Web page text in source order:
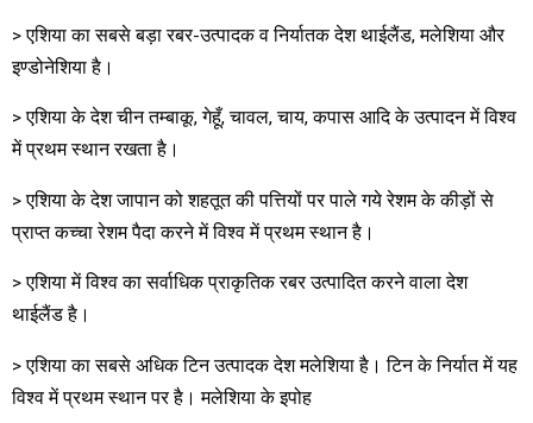
> एशिया का सबसे बड़ा रबर-उत्पादक व निर्यातक देश थाईलैंड, मलेशिया और
इण्डोनेशिया है।
> एशिया के देश चीन तम्बाकू, गेहूँ, चावल, चाय, कपास आदि के उत्पादन में विश्व
में प्रथम स्थान रखता है।
> एशिया के देश जापान को शहतूत की पत्तियों पर पाले गये रेशम के कीड़ों से
प्राप्त कच्चा रेशम पैदा करने में विश्व में प्रथम स्थान है।
> एशिया में विश्व का सर्वाधिक प्राकृतिक रबर उत्पादित करने वाला देश
थाईलैंड है।
> एशिया का सबसे अधिक टिन उत्पादक देश मलेशिया है। टिन के निर्यात में यह
विश्व में प्रथम स्थान पर है। मलेशिया के इपोह